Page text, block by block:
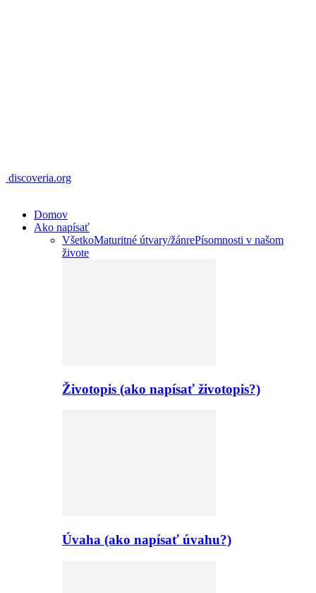
discoveria.org
Domov
Ako napísať
VšetkoMaturitné útvary/žánrePísomnosti v našom
živote
Životopis (ako napísať životopis?)
Úvaha (ako napísať úvahu?)